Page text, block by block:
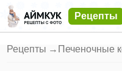
Рецепты
Рецепты → Печеночные